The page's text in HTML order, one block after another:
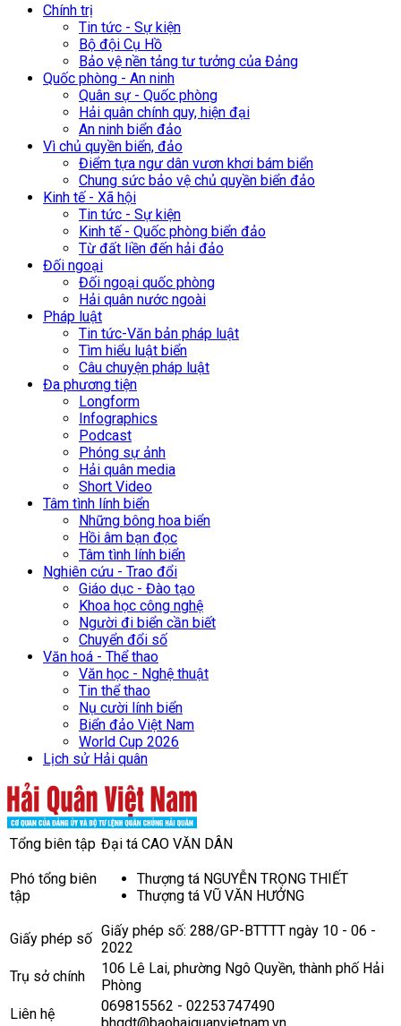
Chính trị
Tin tức - Sự kiện
Bộ đội Cụ Hồ
Bảo vệ nền tảng tư tưởng của Đảng
Quốc phòng - An ninh
Quân sự - Quốc phòng
Hải quân chính quy, hiện đại
An ninh biển đảo
Vì chủ quyền biển, đảo
Điểm tựa ngư dân vươn khơi bám biển
Chung sức bảo vệ chủ quyền biển đảo
Kinh tế - Xã hội
Tin tức - Sự kiện
Kinh tế - Quốc phòng biển đảo
Từ đất liền đến hải đảo
Đối ngoại
Đối ngoại quốc phòng
Hải quân nước ngoài
Pháp luật
Tin tức-Văn bản pháp luật
Tìm hiểu luật biển
Câu chuyện pháp luật
Đa phương tiện
Longform
Infographics
Podcast
Phóng sự ảnh
Hải quân media
Short Video
Tâm tình lính biển
Những bông hoa biển
Hồi âm bạn đọc
Tâm tình lính biển
Nghiên cứu - Trao đổi
Giáo dục - Đào tạo
Khoa học công nghệ
Người đi biển cần biết
Chuyển đổi số
Văn hoá - Thể thao
Văn học - Nghệ thuật
Tin thể thao
Nụ cười lính biển
Biển đảo Việt Nam
World Cup 2026
Lịch sử Hải quân
Tổng biên tập Đại tá CAO VĂN DÂN
Phó tổng biên
tập
Thượng tá NGUYỄN TRỌNG THIẾT
Thượng tá VŨ VĂN HƯỞNG
Giấy phép số Giấy phép số: 288/GP-BTTTT ngày 10 - 06 -
2022
Trụ sở chính
106 Lê Lai, phường Ngô Quyền, thành phố Hải
Phòng
Liên hệ
069815562 - 02253747490